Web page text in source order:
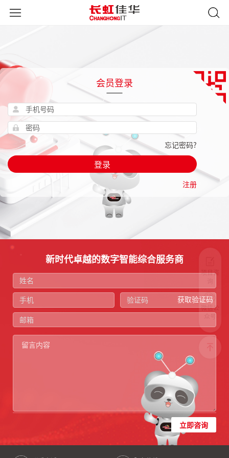
会员登录
忘记密码?
登录
注册
项目咨
微信公
众号
新时代卓越的数字智能综合服务商
获取验证码
立即咨询